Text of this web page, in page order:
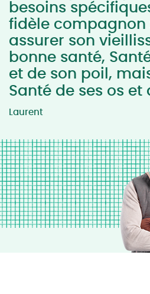
besoins
fidèle compagnon
assurer son
bonne santé,
et de son poil,
Santé de ses os
Laurent